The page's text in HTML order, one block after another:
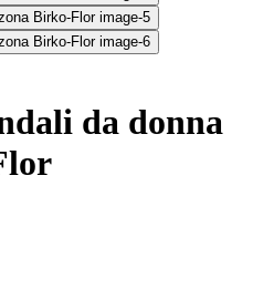
da donna